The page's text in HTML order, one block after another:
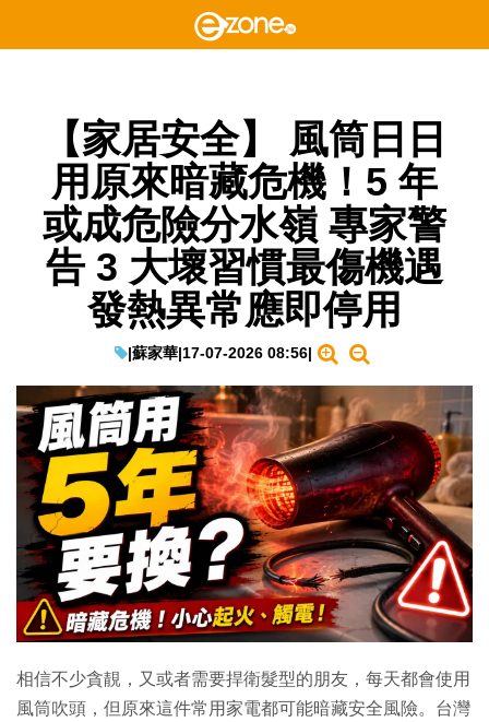
【家居安全】 風筒日日
用原來暗藏危機！5 年
或成危險分水嶺 專家警
告 3 大壞習慣最傷機遇
發熱異常應即停用
|蘇家華|17-07-2026 08:56|
相信不少貪靚，又或者需要捍衛髮型的朋友，每天都會使用
風筒吹頭，但原來這件常用家電都可能暗藏安全風險。台灣